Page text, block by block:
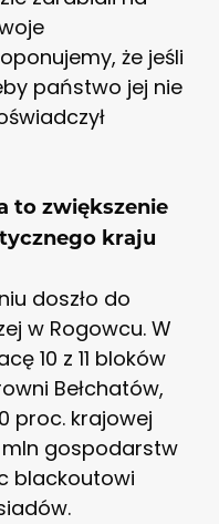
że jeśli
państwo jej nie
to zwiększenie
kraju
doszło do
w Rogowcu. W
10 z 11 bloków
Bełchatów,
proc. krajowej
mln gospodarstw
blackoutowi